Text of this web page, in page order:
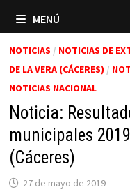
MENÚ
NOTICIAS / NOTICIAS DE
DE LA VERA (CÁCERES) /
NOTICIAS NACIONAL
Noticia:
municipales
(Cáceres)
27 de mayo de 2019